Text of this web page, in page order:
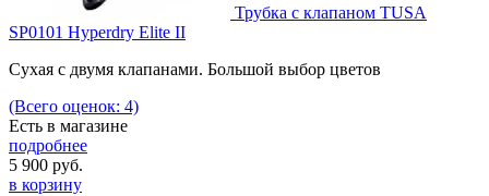
Трубка с клапаном TUSA
SP0101 Hyperdry Elite II
Сухая с двумя клапанами. Большой выбор цветов
(Всего оценок: 4)
Есть в магазине
подробнее
5 900 руб.
в корзину